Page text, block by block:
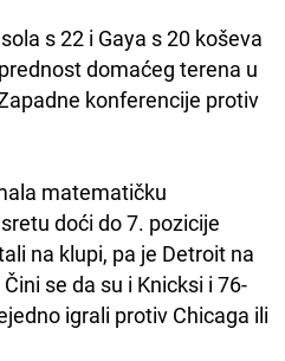
s 22 i Gaya s 20 koševa
domaćeg terena u
konferencije protiv
matematičku
doći do 7. pozicije
na klupi, pa je Detroit na
se da su i Knicksi i 76-
igrali protiv Chicaga ili